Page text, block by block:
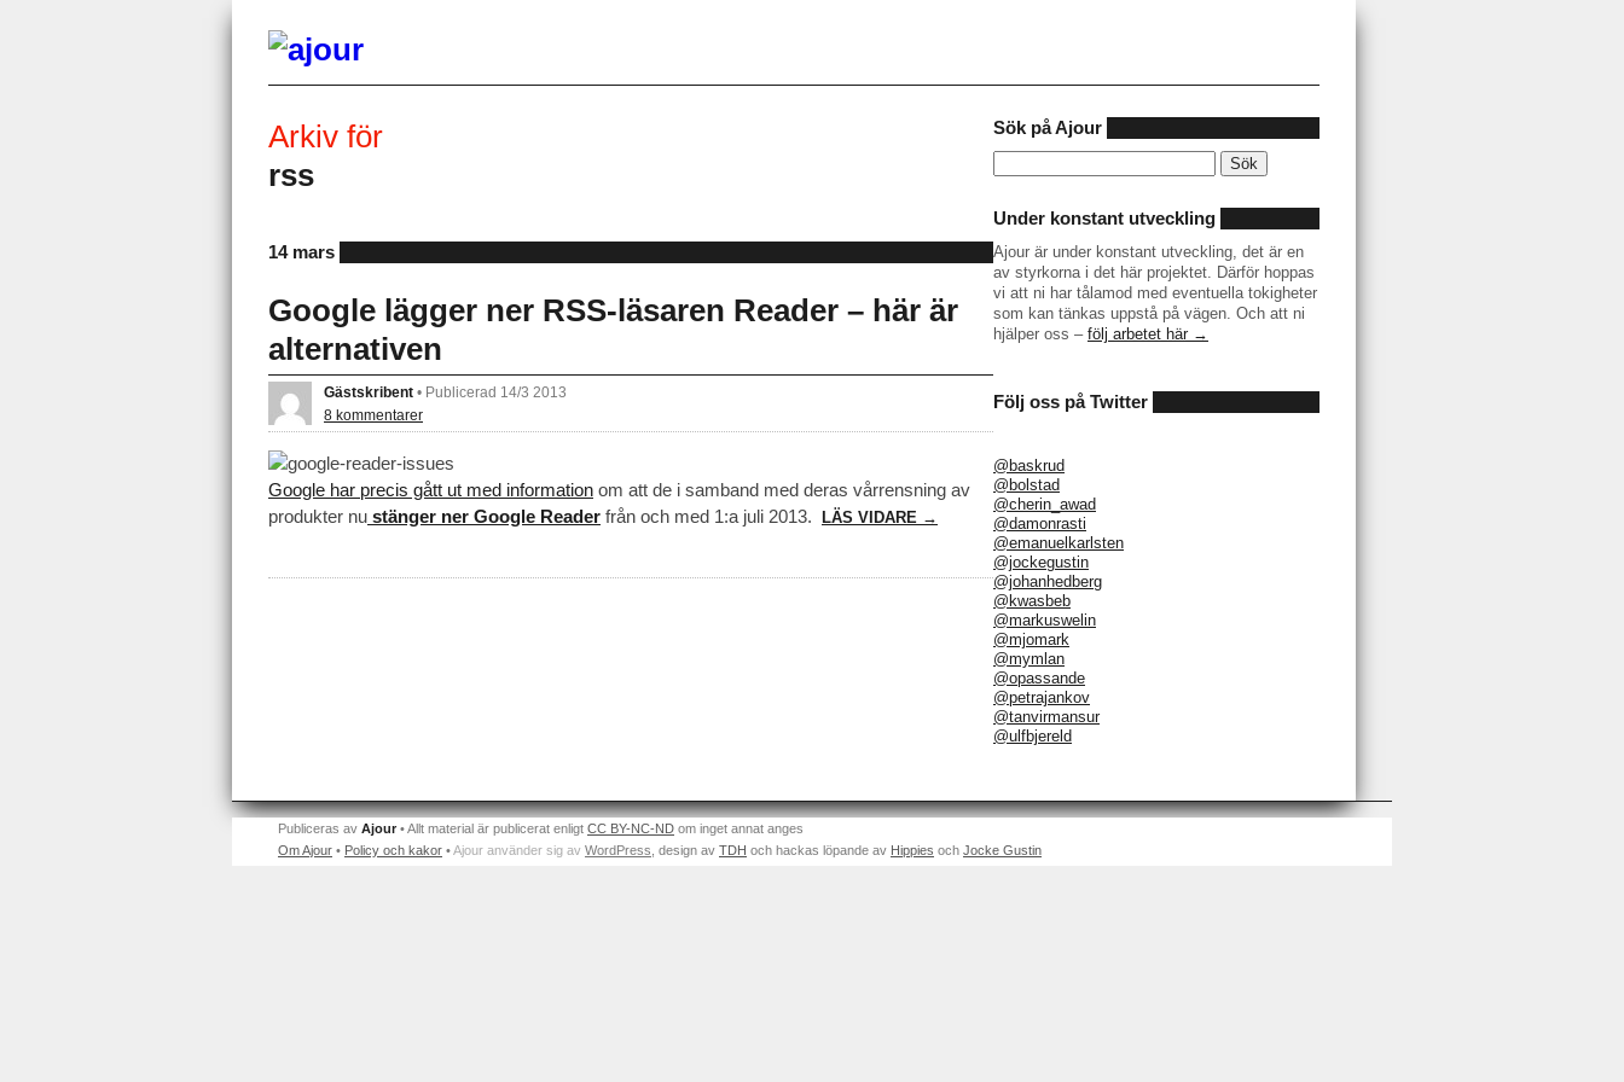
Arkiv för
rss
14 mars
Google lägger ner RSS-läsaren Reader – här är
alternativen
Gästskribent • Publicerad 14/3 2013
8 kommentarer
Google har precis gått ut med information om att de i samband med deras vårrensning av
produkter nu stänger ner Google Reader från och med 1:a juli 2013. LÄS VIDARE →
Sök på Ajour
efter:
Under konstant utveckling
Ajour är under konstant utveckling, det är en
av styrkorna i det här projektet. Därför hoppas
vi att ni har tålamod med eventuella tokigheter
som kan tänkas uppstå på vägen. Och att ni
hjälper oss – följ arbetet här →
Följ oss på Twitter
@baskrud
@bolstad
@cherin_awad
@damonrasti
@emanuelkarlsten
@jockegustin
@johanhedberg
@kwasbeb
@markuswelin
@mjomark
@mymlan
@opassande
@petrajankov
@tanvirmansur
@ulfbjereld
Publiceras av Ajour • Allt material är publicerat enligt CC BY-NC-ND om inget annat anges
Om Ajour • Policy och kakor •Ajour använder sig av WordPress , design av TDH och hackas löpande av Hippies och Jocke Gustin